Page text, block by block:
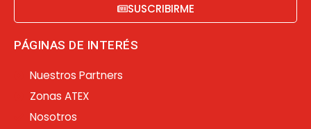
SUSCRIBIRME
PÁGINAS DE INTERÉS
Nuestros Partners
Zonas ATEX
Nosotros